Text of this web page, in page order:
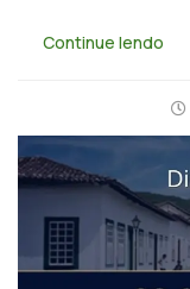
Continue lendo